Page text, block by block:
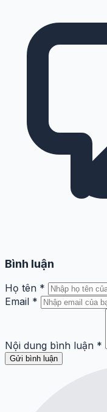
Bình luận
Họ tên *
Email *
Nội dung bình luận *
Gửi bình luận